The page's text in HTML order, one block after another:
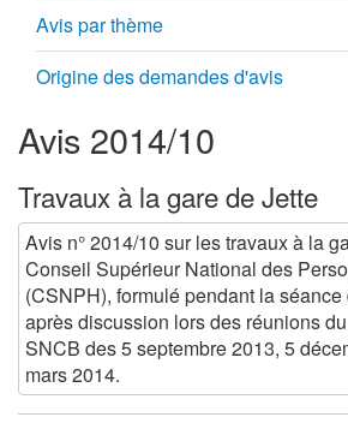
Avis par thème
Origine des demandes d'avis
Avis 2014/10
Travaux à la gare de Jette
Avis n° 2014/10 sur les travaux à la
Conseil Supérieur National des
(CSNPH), formulé pendant la
après discussion lors des réunions
SNCB des 5 septembre 2013, 5
mars 2014.